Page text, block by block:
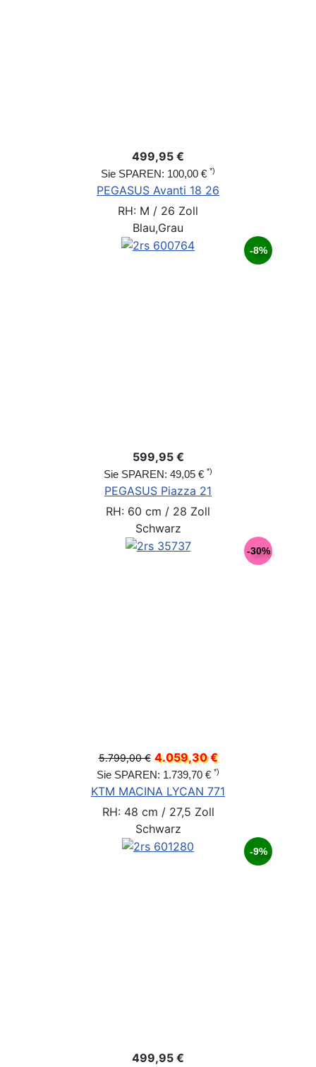
499,95 €
Sie SPAREN: 100,00 € *)
PEGASUS Avanti 18 26
RH: M / 26 Zoll
Blau,Grau
-8%
599,95 €
Sie SPAREN: 49,05 € *)
PEGASUS Piazza 21
RH: 60 cm / 28 Zoll
Schwarz
-30%
5.799,00 € 4.059,30 €
Sie SPAREN: 1.739,70 € *)
KTM MACINA LYCAN 771
RH: 48 cm / 27,5 Zoll
Schwarz
-9%
499,95 €